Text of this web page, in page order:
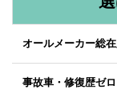
オールメーカー総
事故車・修復歴ゼロ